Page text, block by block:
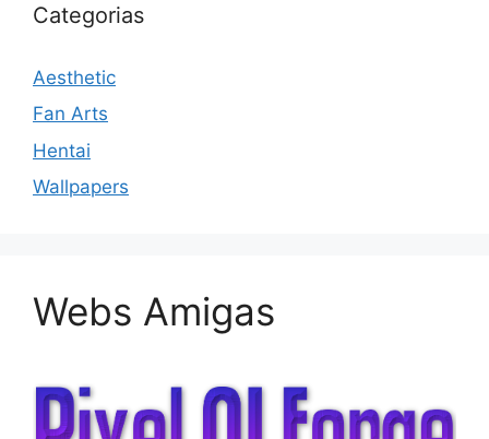
Categorias
Aesthetic
Fan Arts
Hentai
Wallpapers
Webs Amigas